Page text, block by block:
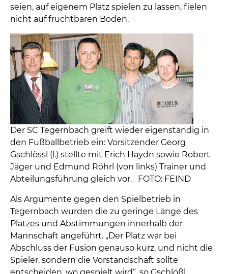
seien, auf eigenem Platz spielen zu lassen, fielen
nicht auf fruchtbaren Boden.
Der SC Tegernbach greift wieder eigenständig in
den Fußballbetrieb ein: Vorsitzender Georg
Gschlössl (l.) stellte mit Erich Haydn sowie Robert
Jäger und Edmund Röhrl (von links) Trainer und
Abteilungsführung gleich vor. FOTO: FEIND
Als Argumente gegen den Spielbetrieb in
Tegernbach wurden die zu geringe Länge des
Platzes und Abstimmungen innerhalb der
Mannschaft angeführt. „Der Platz war bei
Abschluss der Fusion genauso kurz, und nicht die
Spieler, sondern die Vorstandschaft sollte
entscheiden, wo gespielt wird“, so Gschlößl.